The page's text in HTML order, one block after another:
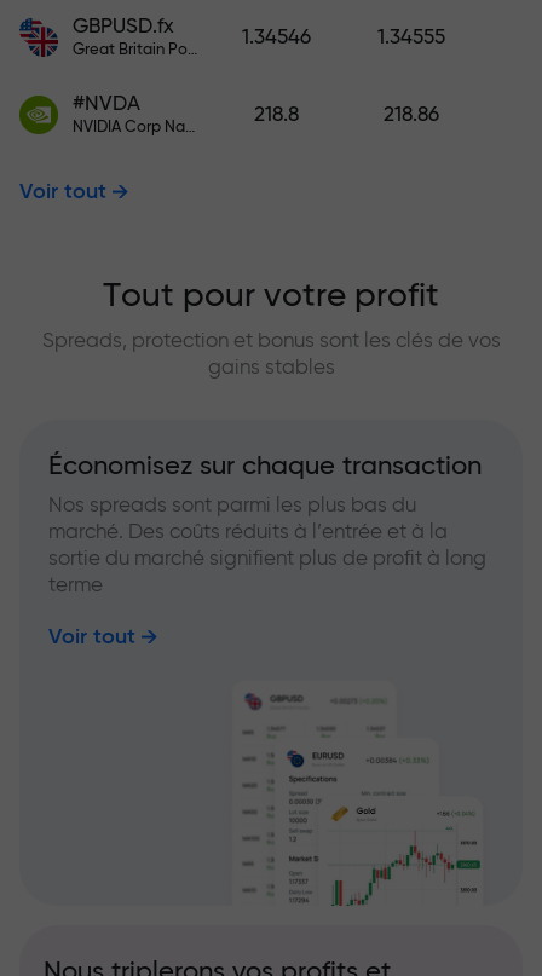
GBPUSD.fx
Great Britain Pound vs US Dollar
1.34546 1.34555
#NVDA
NVIDIA Corp Nasdaq Stock Exchange (Nasdaq) USD
218.8 218.86
Voir tout
Tout pour votre profit
Spreads, protection et bonus sont les clés de vos
gains stables
Économisez sur chaque transaction
Nos spreads sont parmi les plus bas du
marché. Des coûts réduits à l’entrée et à la
sortie du marché signifient plus de profit à long
terme
Voir tout
Nous triplerons vos profits et